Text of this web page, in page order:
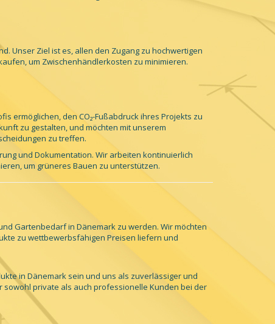
Unser Ziel ist es, allen den Zugang zu hochwertigen
um Zwischenhändlerkosten zu minimieren.
ermöglichen, den CO₂-Fußabdruck ihres Projekts zu
zu gestalten, und möchten mit unserem
zu treffen.
und Dokumentation. Wir arbeiten kontinuierlich
um grüneres Bauen zu unterstützen.
Gartenbedarf in Dänemark zu werden. Wir möchten
zu wettbewerbsfähigen Preisen liefern und
in Dänemark sein und uns als zuverlässiger und
private als auch professionelle Kunden bei der